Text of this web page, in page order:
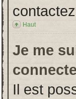
Haut
Je me
Il est